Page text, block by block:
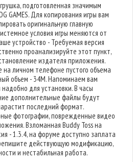
подготовленная значимым
GAMES. Для копирования игры вам
оригинальную главную
условия игры меняются от
устройство - Требуемая версия
проанализируйте этот пункт,
издателя приложения.
на личном телефоне пустого объема
объем - 34M. Напоминаем вам
для установки. В часы
дополнительные файлы будут
последний формат.
фотографии, поврежденные видео
Взломанная Buddy Toss на
- 1.3.4, на форуме доступно заплата
действующую модификацию,
и нестабильная работа.